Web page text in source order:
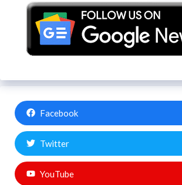
Facebook
Twitter
YouTube